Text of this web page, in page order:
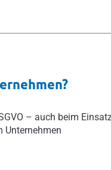
– auch beim
Unternehmen